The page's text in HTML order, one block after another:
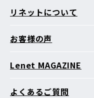
リネットについて
お客様の声
Lenet MAGAZINE
よくあるご質問